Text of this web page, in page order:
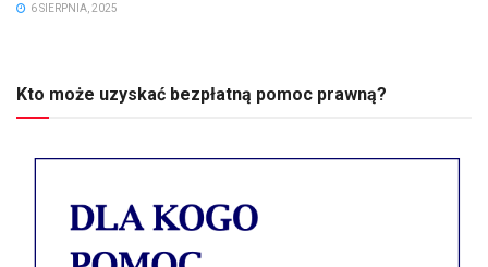
6 SIERPNIA, 2025
Kto może uzyskać bezpłatną pomoc prawną?